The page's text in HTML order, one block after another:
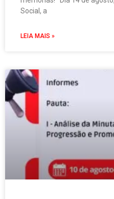
Social, a
LEIA MAIS »